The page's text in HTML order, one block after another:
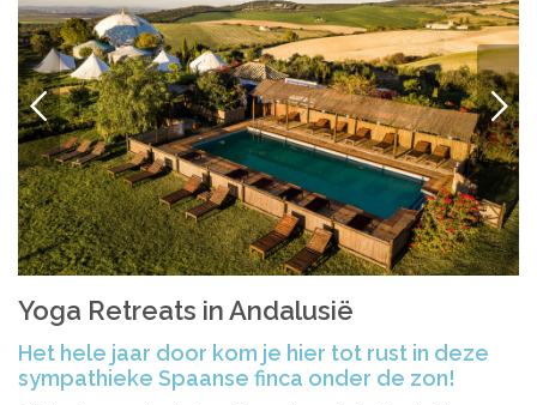
VORIGE
Yoga Retreats in Andalusië
Het hele jaar door kom je hier tot rust in deze
sympathieke Spaanse finca onder de zon!